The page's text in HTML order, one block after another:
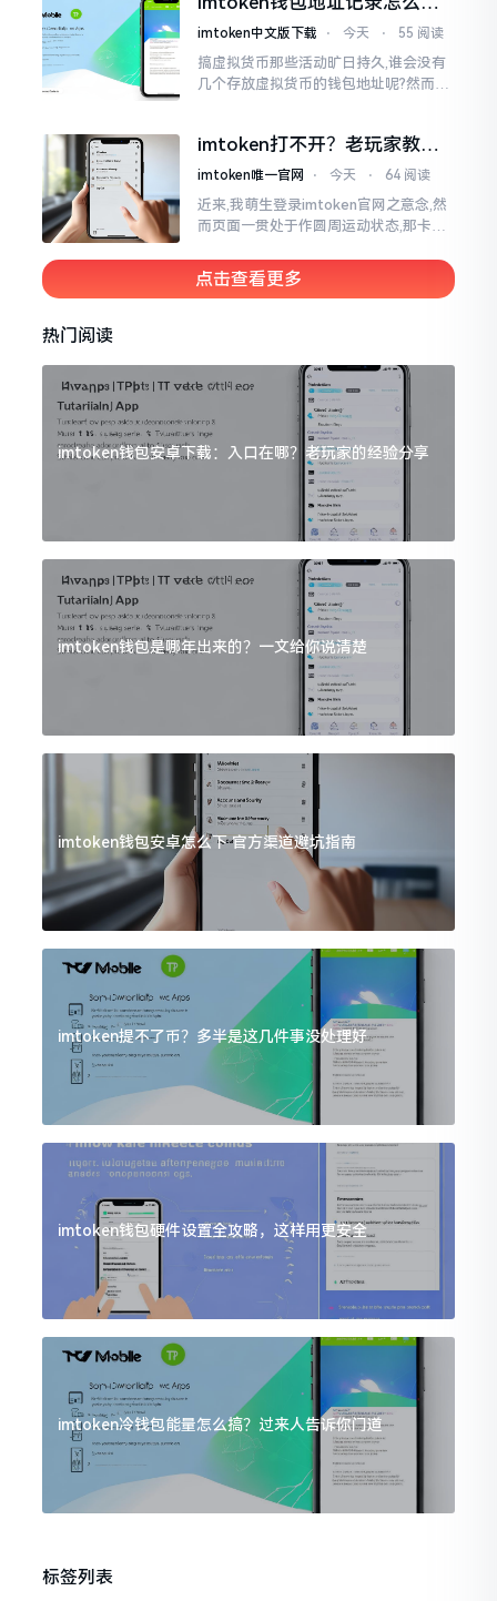
一块儿
删？手把手教你清干净
imtoken中文版下载 ⋅ 今天 ⋅ 55 阅读
搞虚拟货币那些活动旷日持久,谁会没有
几个存放虚拟货币的钱包地址呢?然而某
钱包
imtoken打不开？老玩家教你
几招
imtoken唯一官网 ⋅ 今天 ⋅ 64 阅读
近来,我萌生登录imtoken官网之意念,然
而页面一贯处于作圆周运动状态,那卡顿
络中断,遂换一WiFi再度尝试,却仍无法成
功登录。
点击查看更多
热门阅读
imtoken钱包安卓下载：入口在哪？老玩家的经验分享
imtoken钱包是哪年出来的？一文给你说清楚
imtoken钱包安卓怎么下 官方渠道避坑指南
imtoken提不了币？多半是这几件事没处理好
imtoken钱包硬件设置全攻略，这样用更安全
imtoken冷钱包能量怎么搞？过来人告诉你门道
标签列表